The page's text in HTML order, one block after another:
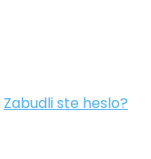
Zabudli ste heslo?